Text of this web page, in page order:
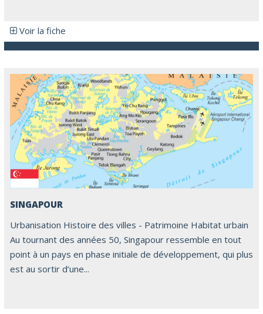
Voir la fiche
SINGAPOUR
Urbanisation Histoire des villes - Patrimoine Habitat urbain
Au tournant des années 50, Singapour ressemble en tout
point à un pays en phase initiale de développement, qui plus
est au sortir d’une...